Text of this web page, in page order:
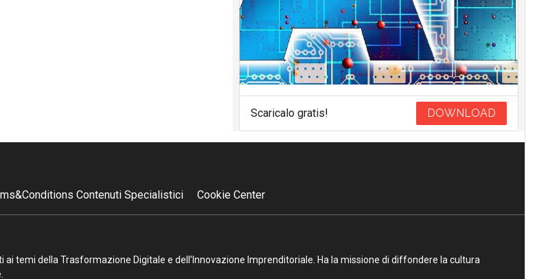
Scaricalo gratis! DOWNLOAD
Contenuti Specialistici Cookie Center
temi della Trasformazione Digitale e dell’Innovazione Imprenditoriale. Ha la missione di diffondere la cultura